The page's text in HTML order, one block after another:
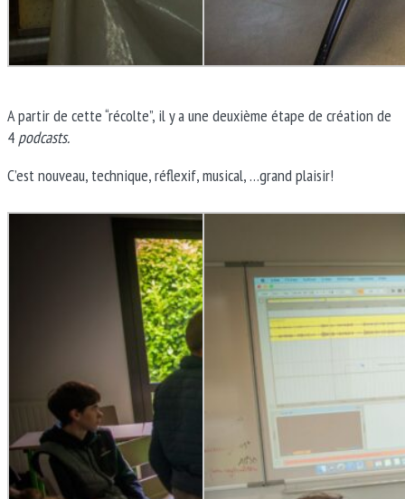
A partir de cette “récolte”, il y a une deuxième étape de création de
4 podcasts.
C’est nouveau, technique, réflexif, musical, …grand plaisir!